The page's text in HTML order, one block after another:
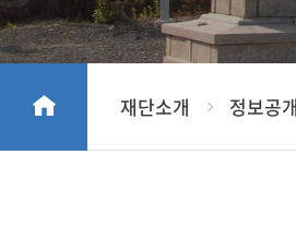
재단소개 정보공개